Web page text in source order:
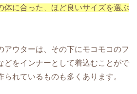
体に合った、ほど良いサイズを選ぶ
アウターは、その下にモコモコのフ
どをインナーとして着込むことがで
られているものも多くあります。